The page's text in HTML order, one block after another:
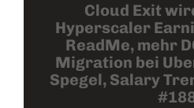
Cloud Exit
Hyperscaler
ReadMe, mehr
Migration bei
Spegel, Salary